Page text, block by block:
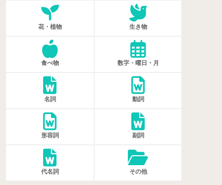
花・植物 生き物
食べ物 数字・曜日・月
名詞 動詞
形容詞 副詞
代名詞 その他